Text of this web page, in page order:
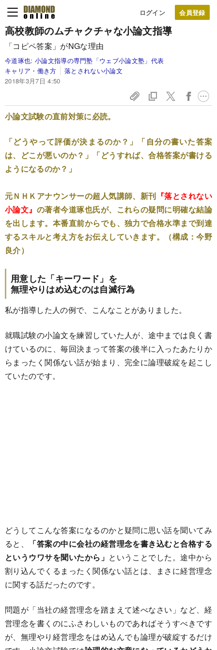
ログイン
高校教師のムチャクチャな小論文指導
「コピペ答案」がNGな理由
今道琢也: 小論文指導の専門塾「ウェブ小論文塾」代表
キャリア・働き方
落とされない小論文
2018年3月7日 4:50
小論文試験の直前対策に必読。
「どうやって評価が決まるのか？」「自分の書いた答案
は、どこが悪いのか？」「どうすれば、合格答案が書ける
ようになるのか？」
元ＮＨＫアナウンサーの超人気講師、新刊 『落とされない
小論文』 の著者今道琢也氏が、これらの疑問に明確な結論
を出します。本番直前からでも、独力で合格水準まで到達
するスキルと考え方をお伝えしていきます。（構成：今野
良介）
用意した「キーワード」を
無理やりはめ込むのは自滅行為
私が指導した人の例で、こんなことがありました。
就職試験の小論文を練習していた人が、途中までは良く書
けているのに、毎回決まって答案の後半に入ったあたりか
らまったく関係ない話が始まり、完全に論理破綻を起こし
ていたのです。
どうしてこんな答案になるのかと疑問に思い話を聞いてみ
ると、
「答案の中に会社の経営理念を書き込むと合格する
というウワサを聞いたから」 ということでした。途中から
割り込んでくるまったく関係ない話とは、まさに経営理念
に関する話だったのです。
問題が「当社の経営理念を踏まえて述べなさい」など、経
営理念を書くのにふさわしいものであればそうすべきです
が、無理やり経営理念をはめ込んでも論理が破綻するだけ